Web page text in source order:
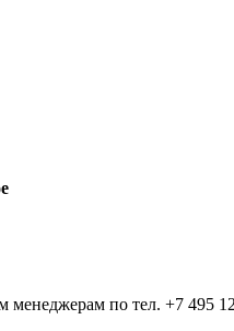
менеджерам по тел. +7 495